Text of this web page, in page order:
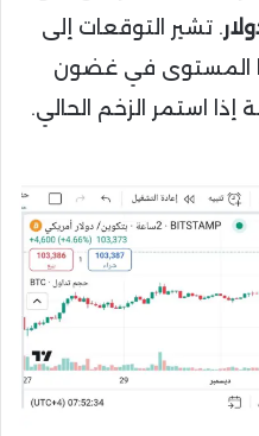
. تشير التوقعات إلى
المستوى في غضون
إذا استمر الزخم الحالي.